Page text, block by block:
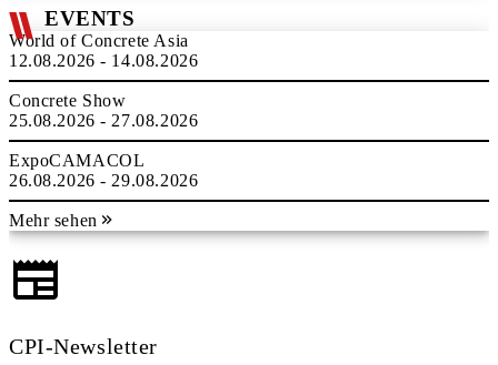
EVENTS
World of Concrete Asia
12.08.2026 - 14.08.2026
Concrete Show
25.08.2026 - 27.08.2026
ExpoCAMACOL
26.08.2026 - 29.08.2026
Mehr sehen
CPI-Newsletter